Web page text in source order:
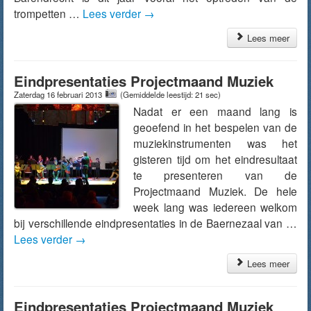
trompetten … Lees verder →
Lees meer
Eindpresentaties Projectmaand Muziek
Zaterdag 16 februari 2013 (Gemiddelde leestijd: 21 sec)
Nadat er een maand lang is
geoefend in het bespelen van de
muziekinstrumenten was het
gisteren tijd om het eindresultaat
te presenteren van de
Projectmaand Muziek. De hele
week lang was iedereen welkom
bij verschillende eindpresentaties in de Baernezaal van …
Lees verder →
Lees meer
Eindpresentaties Projectmaand Muziek